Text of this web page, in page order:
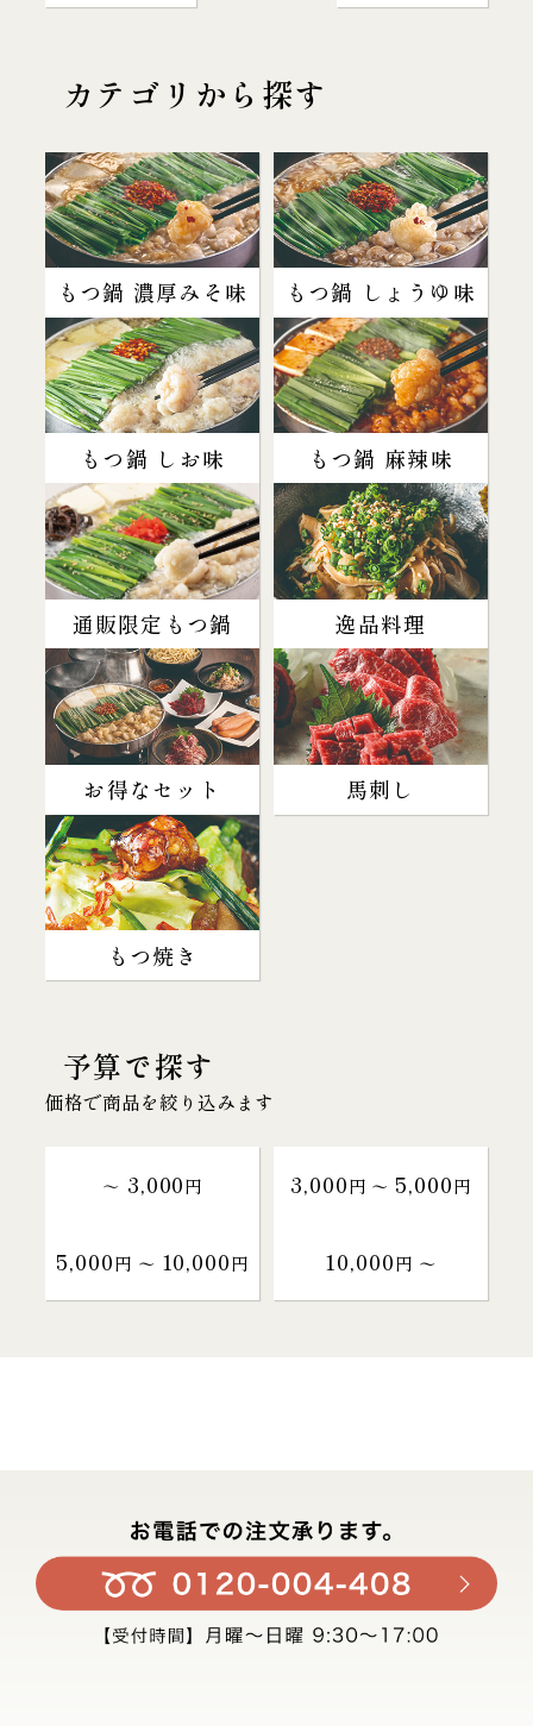
カテゴリから探す
もつ鍋 濃厚みそ味 もつ鍋 しょうゆ味
もつ鍋 しお味 もつ鍋 麻辣味
通販限定もつ鍋 逸品料理
お得なセット 馬刺し
もつ焼き
予算で探す
価格で商品を絞り込みます
～ 3,000円 3,000円 〜 5,000円
5,000円 〜 10,000円 10,000円 〜